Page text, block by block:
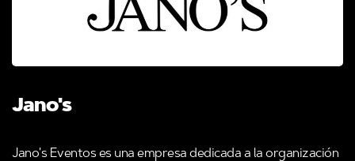
Jano's
Jano's Eventos es una empresa dedicada a la organización